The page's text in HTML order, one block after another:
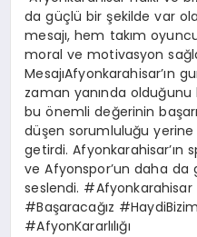
da güçlü bir şekilde var
mesajı, hem takım
moral ve motivasyon
MesajıAfyonkarahisar’ın
zaman yanında olduğunu
bu önemli değerinin
düşen sorumluluğu
getirdi. Afyonkarahisar’ın
ve Afyonspor’un daha
seslendi.
#Başaracağız
#AfyonKararlılığı